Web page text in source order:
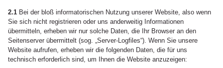
2.1 Bei der bloß informatorischen Nutzung unserer Website, also wenn
Sie sich nicht registrieren oder uns anderweitig Informationen
übermitteln, erheben wir nur solche Daten, die Ihr Browser an den
Seitenserver übermittelt (sog. „Server-Logfiles“). Wenn Sie unsere
Website aufrufen, erheben wir die folgenden Daten, die für uns
technisch erforderlich sind, um Ihnen die Website anzuzeigen: